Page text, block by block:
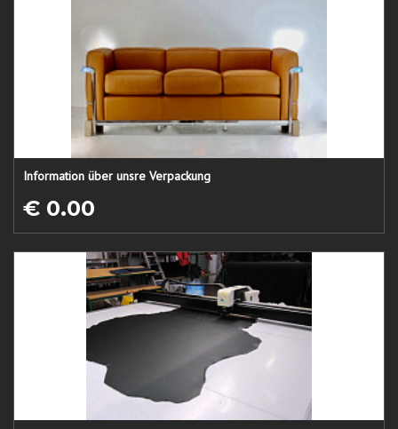
Information über unsre Verpackung
€ 0.00